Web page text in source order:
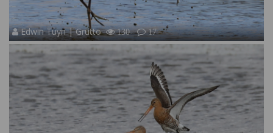
Edwin Tuyn | Grutto 130 17